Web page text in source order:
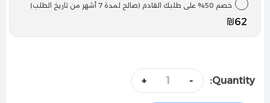
خصم 50% على طلبك القادم (صالح لمدة 7 أشهر من تاريخ الطلب)
₪62
Quantity:
-
+